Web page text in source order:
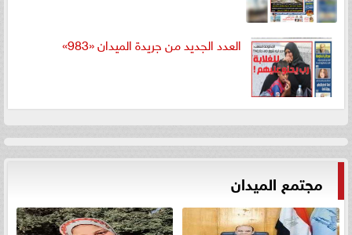
العدد الجديد من جريدة الميدان «983»
مجتمع الميدان